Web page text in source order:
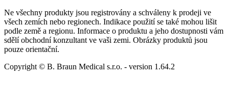
Ne všechny produkty jsou registrovány a schváleny k prodeji ve
všech zemích nebo regionech. Indikace použití se také mohou lišit
podle země a regionu. Informace o produktu a jeho dostupnosti vám
sdělí obchodní konzultant ve vaši zemi. Obrázky produktů jsou
pouze orientační.
Copyright © B. Braun Medical s.r.o. - version 1.64.2